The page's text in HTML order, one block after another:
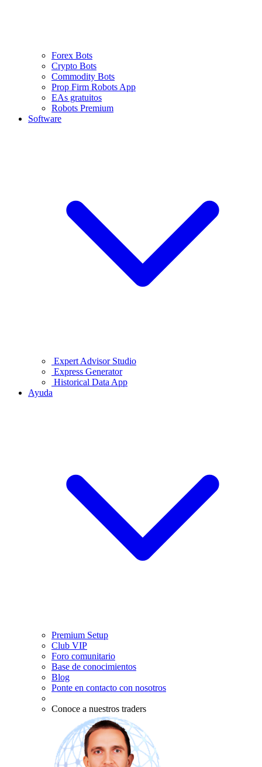
Forex Bots
Crypto Bots
Commodity Bots
Prop Firm Robots App
EAs gratuitos
Robots Premium
Software
Expert Advisor Studio
Express Generator
Historical Data App
Ayuda
Premium Setup
Club VIP
Foro comunitario
Base de conocimientos
Blog
Ponte en contacto con nosotros
Conoce a nuestros traders